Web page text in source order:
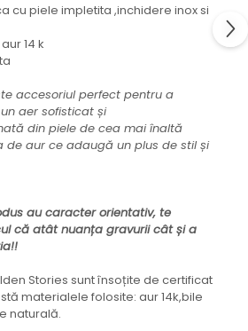
cu piele impletita ,inchidere inox si
14 k
accesoriul perfect pentru a
aer sofisticat și
din piele de cea mai înaltă
aur ce adaugă un plus de stil și
au caracter orientativ, te
că atât nuanța gravurii cât și a
Stories sunt însoțite de certificat
materialele folosite: aur 14k,bile
naturală.